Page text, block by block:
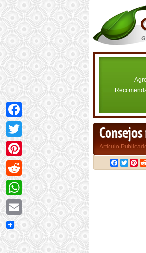
Artículo
Facebook
Twitter
Facebook
Twitter
Pinterest
Reddit
WhatsApp
Email